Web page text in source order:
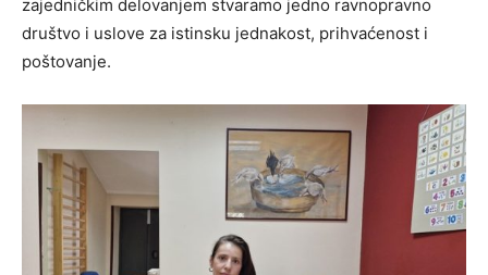
zajedničkim delovanjem stvaramo jedno ravnopravno
društvo i uslove za istinsku jednakost, prihvaćenost i
poštovanje.